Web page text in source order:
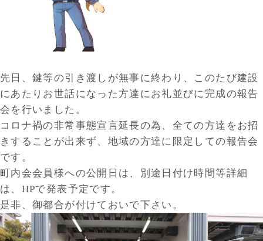
先日、鍵等の引き渡しが無事に終わり、このたび建設
にあたりお世話になった方達にお礼並びに完成の報告
会を行いました。
コロナ禍の非常事態宣言延長の為、全ての方達をお招
きすることが出来ず、地域の方達に限定しての報告会
です。
町内会会員様への公開日は、別途日付け時間等詳細
は、HPで発表予定です。
是非、御都合が付けておいで下さい。